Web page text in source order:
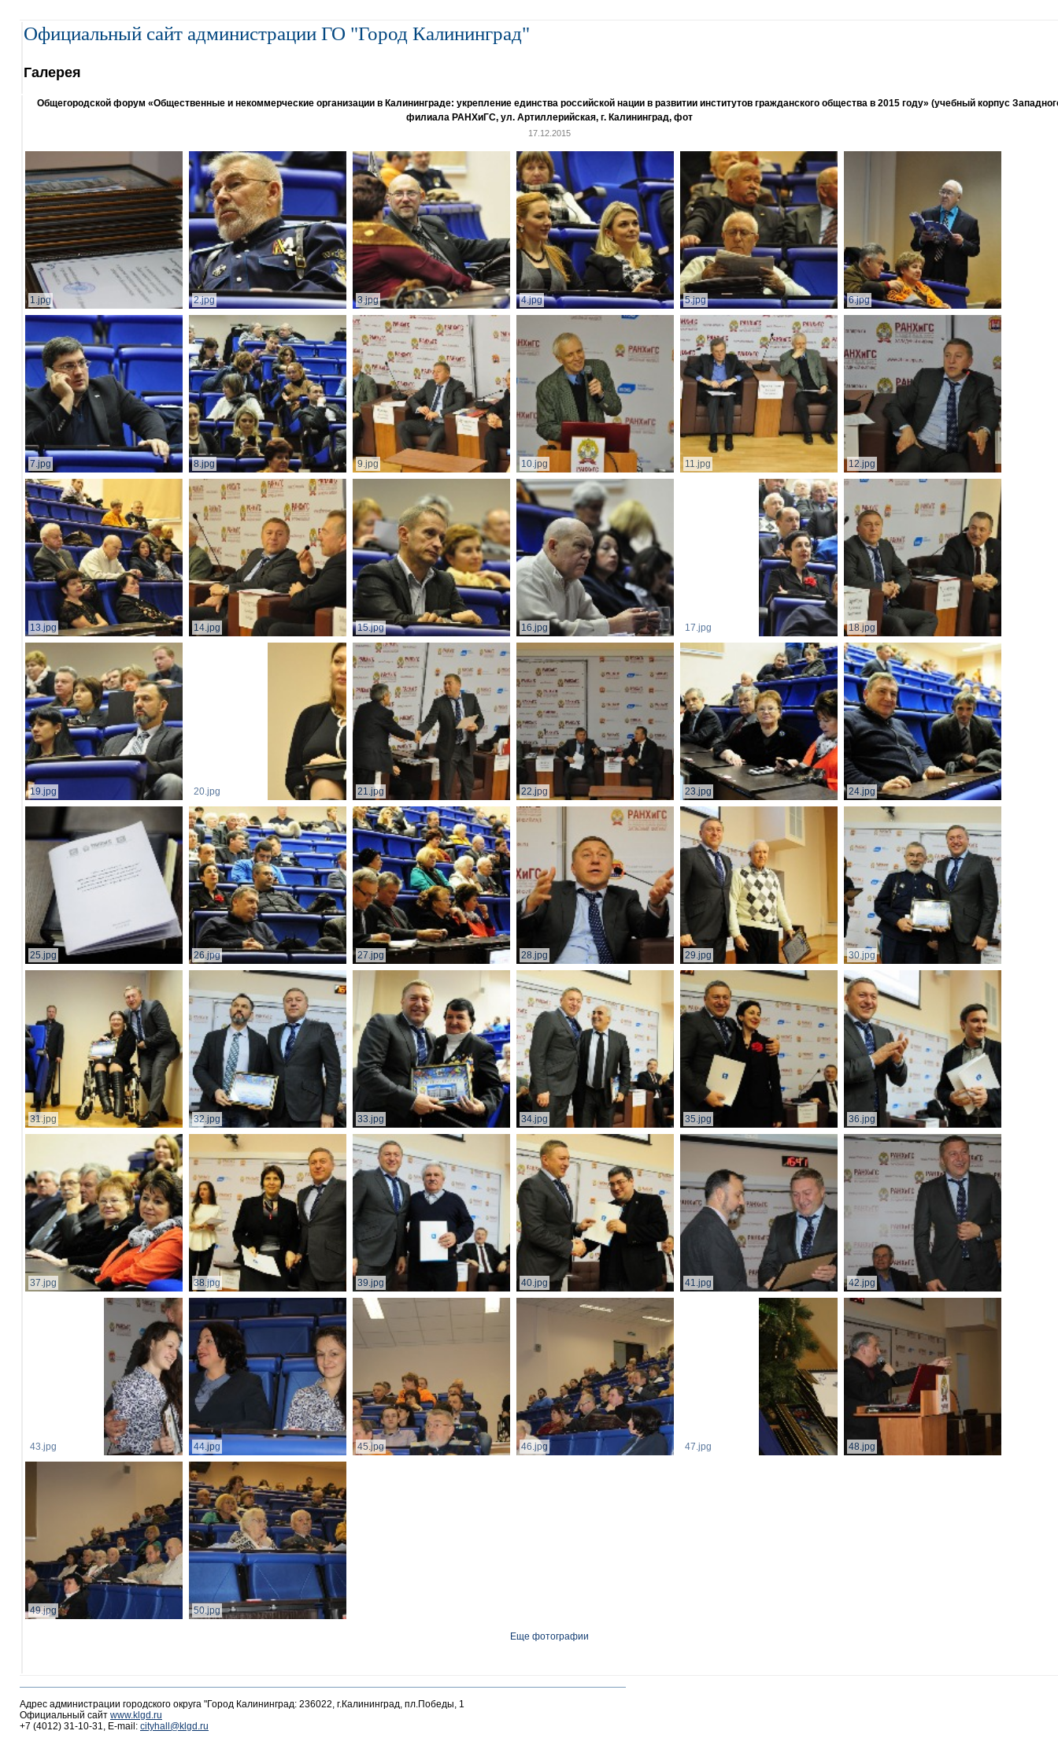
Официальный сайт администрации ГО "Город Калининград"
Галерея
Общегородской форум «Общественные и некоммерческие организации в Калининграде: укрепление единства российской нации в развитии институтов гражданского общества в 2015 году» (учебный корпус
филиала РАНХиГС, ул. Артиллерийская, г. Калининград, фот
17.12.2015
1.jpg 2.jpg 3.jpg 4.jpg 5.jpg 6.jpg
7.jpg 8.jpg 9.jpg 10.jpg 11.jpg 12.jpg
13.jpg 14.jpg 15.jpg 16.jpg 17.jpg 18.jpg
19.jpg 20.jpg 21.jpg 22.jpg 23.jpg 24.jpg
25.jpg 26.jpg 27.jpg 28.jpg 29.jpg 30.jpg
31.jpg 32.jpg 33.jpg 34.jpg 35.jpg 36.jpg
37.jpg 38.jpg 39.jpg 40.jpg 41.jpg 42.jpg
43.jpg 44.jpg 45.jpg 46.jpg 47.jpg 48.jpg
49.jpg 50.jpg
Еще фотографии
Адрес администрации городского округа "Город Калининград: 236022, г.Калининград, пл.Победы, 1
Официальный сайт www.klgd.ru
+7 (4012) 31-10-31, E-mail: cityhall@klgd.ru